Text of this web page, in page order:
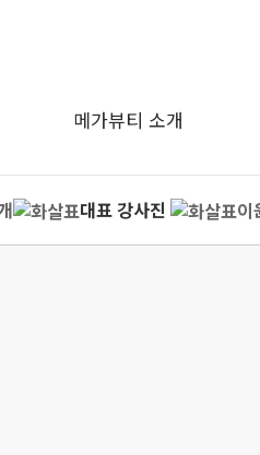
메가뷰티 소개
대표 강사진 이